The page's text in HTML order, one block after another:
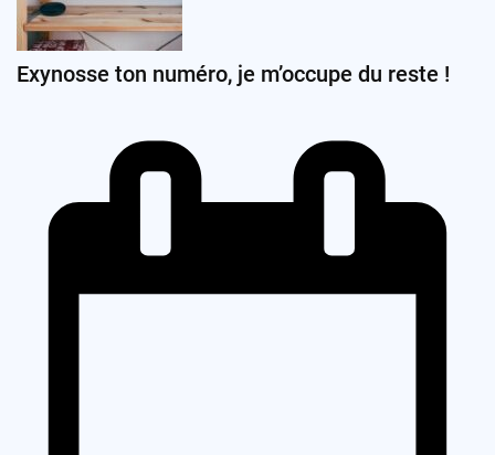
Exynosse ton numéro, je m’occupe du reste !